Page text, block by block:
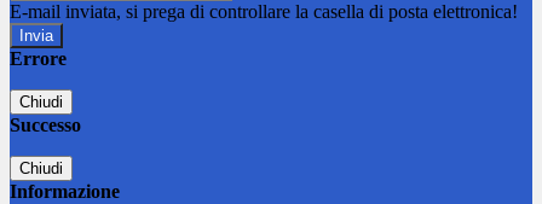
E-mail inviata, si prega di controllare la casella di posta elettronica!
Errore
Chiudi
Successo
Chiudi
Informazione